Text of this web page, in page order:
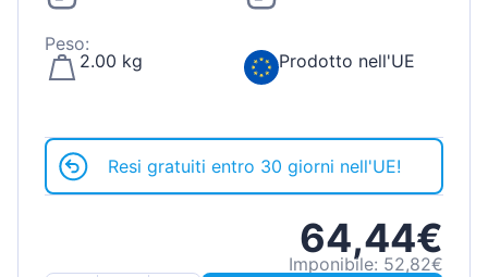
Peso:
2.00 kg
Prodotto nell'UE
Resi gratuiti entro 30 giorni nell'UE!
64,44€
Imponibile: 52,82€